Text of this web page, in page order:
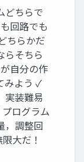
どちらで
回路でも
ちらかだ
らそちら
自分の作
みよう ✓
実装難易
ログラム
，調整回
大だ！